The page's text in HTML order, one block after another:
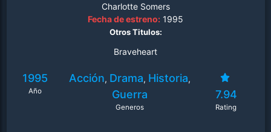
Charlotte Somers
Fecha de estreno: 1995
Otros Titulos:
Braveheart
1995
Año
Acción, Drama, Historia,
Guerra
Generos
7.94
Rating